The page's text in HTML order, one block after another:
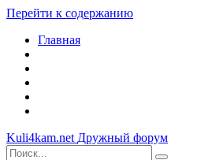
Перейти к содержанию
Главная
Kuli4kam.net Дружный форум